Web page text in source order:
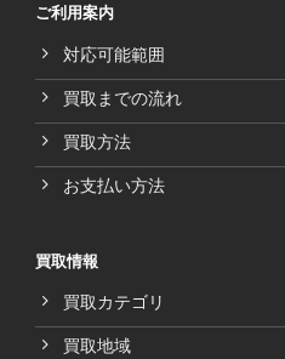
ご利用案内
対応可能範囲
買取までの流れ
買取方法
お支払い方法
買取情報
買取カテゴリ
買取地域